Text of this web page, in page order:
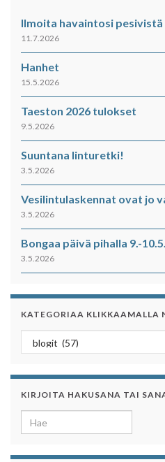
Ilmoita havaintosi
11.7.2026
Hanhet
15.5.2026
Taeston 2026 tulokset
9.5.2026
Suuntana linturetki!
3.5.2026
Vesilintulaskennat ovat jo
3.5.2026
Bongaa päivä pihalla 9.-
3.5.2026
KATEGORIAA KLIKKAAMALLA
Kategoriaa klikkaamalla
KIRJOITA HAKUSANA TAI
Search for: